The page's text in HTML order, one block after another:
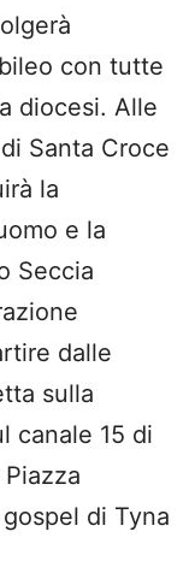
con tutte
diocesi. Alle
Santa Croce
la
e la
Seccia
dalle
sulla
canale 15 di
di Tyna